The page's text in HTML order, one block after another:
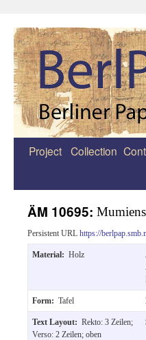
Zum
springen
Project Collection
ÄM 10695:
Persistent URL https://
Material: Holz
Form: Tafel
Text Layout: Rekto: 3 Zeilen;
Verso: 2 Zeilen; oben